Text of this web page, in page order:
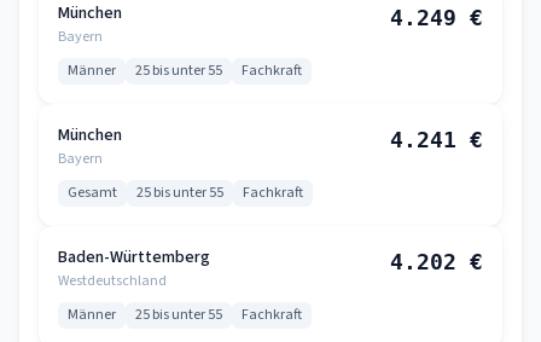
München
Bayern
4.249 €
Männer 25 bis unter 55 Fachkraft
München
Bayern
4.241 €
Gesamt 25 bis unter 55 Fachkraft
Baden-Württemberg
Westdeutschland
4.202 €
Männer 25 bis unter 55 Fachkraft